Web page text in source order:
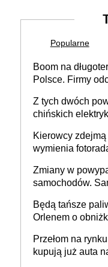
Popularne
Boom na
Polsce. Firmy
Z tych dwóch
chińskich
Kierowcy
wymienia
Zmiany w
samochodów.
technologią
Będą tańsze
Orlenem o
Przełom na
kupują już auta